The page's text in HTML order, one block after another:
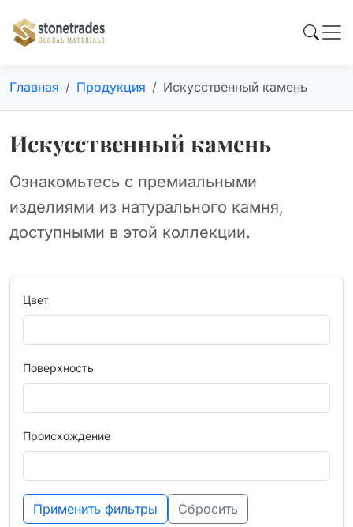
Главная Продукция Искусственный камень
Искусственный камень
Ознакомьтесь с премиальными
изделиями из натурального камня,
доступными в этой коллекции.
Цвет
Поверхность
Происхождение
Применить фильтры Сбросить